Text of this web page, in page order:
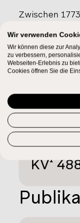
Zwischen
Orchester,
und zwei
überwiegend
Salzburger
jedenfalls bis
verwendet.
In Wien
Gabriel Anton
werden
Vorgänger
KV¹
Wir verwenden
Wir können diese zur
zu verbessern,
Webseiten-Erlebnis zu
Cookies öffnen Sie die